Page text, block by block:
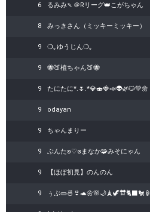
6 るみみ🍡＠Rリーグ👑こがちゃん
8 みっきさん（ミッキーミッキー）
9 ❍｡ゆうじん❍｡
9 🐝🍑植ちゃん🍑🐝
9 たにたに*.🌷.*💎🍣🍓📣👽🌿😼💚🌼
9 odayan
9 ちゃんまりー
9 ぶんたʚ♡ɞまなか🧩みそにゃん
9 【ほぼ初見】のんのん
9 ぅぶ🥒🍜👙🐢🌼🌸🌙🗼🦖🔛🐈‍⬛🐔🏮